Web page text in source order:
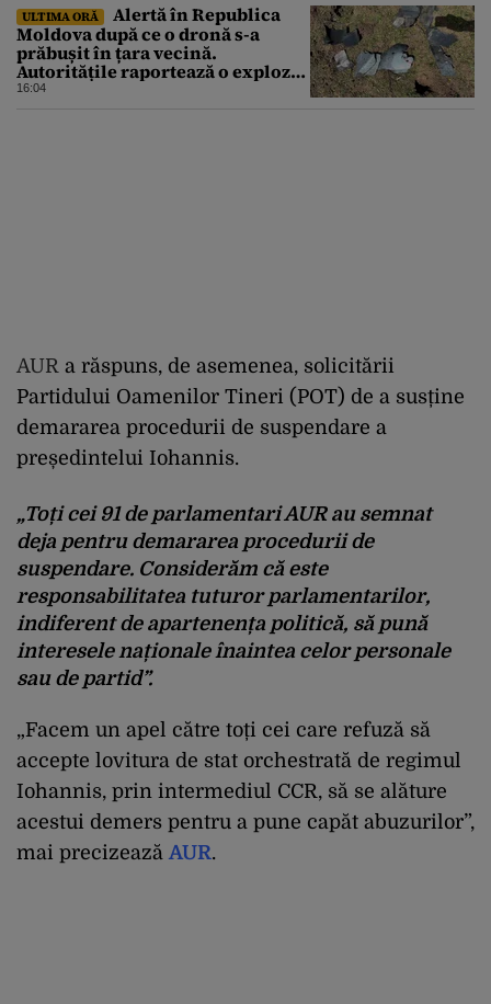
ULTIMA ORĂ
Alertă în Republica
Moldova după ce o dronă s-a
prăbușit în țara vecină.
Autoritățile raportează o explozie
urmată de incendiu
16:04
AUR a răspuns, de asemenea, solicitării
Partidului Oamenilor Tineri (POT) de a susține
demararea procedurii de suspendare a
președintelui Iohannis.
„Toți cei 91 de parlamentari AUR au semnat
deja pentru demararea procedurii de
suspendare. Considerăm că este
responsabilitatea tuturor parlamentarilor,
indiferent de apartenența politică, să pună
interesele naționale înaintea celor personale
sau de partid”.
„Facem un apel către toți cei care refuză să
accepte lovitura de stat orchestrată de regimul
Iohannis, prin intermediul CCR, să se alăture
acestui demers pentru a pune capăt abuzurilor”,
mai precizează AUR.